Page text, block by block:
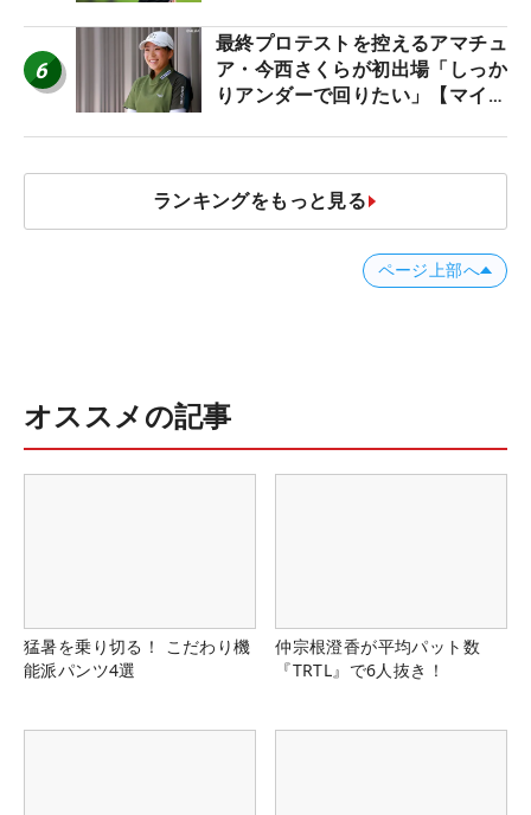
6
最終プロテストを控えるアマチュ
ア・今西さくらが初出場「しっか
りアンダーで回りたい」【マイナ
ランキングをもっと見る
ページ上部へ
オススメの記事
猛暑を乗り切る！ こだわり機
能派パンツ4選
仲宗根澄香が平均パット数
『TRTL』で6人抜き！